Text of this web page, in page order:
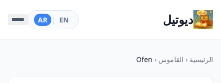
ديوتيل EN
|
AR
الرئيسية ‹ القاموس ‹
Ofen